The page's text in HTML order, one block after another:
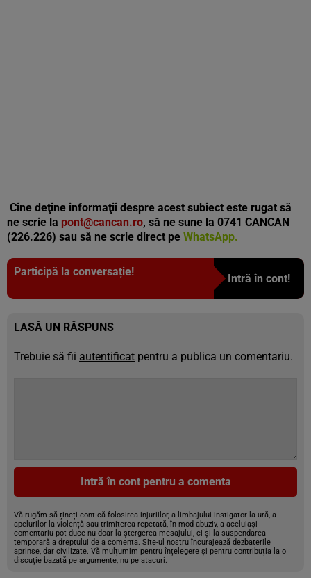
Cine deţine informaţii despre acest subiect este rugat să
ne scrie la pont@cancan.ro, să ne sune la 0741 CANCAN
(226.226) sau să ne scrie direct pe WhatsApp.
Participă la conversație!
Intră în cont!
LASĂ UN RĂSPUNS
Trebuie să fii autentificat pentru a publica un comentariu.
Intră în cont pentru a comenta
Vă rugăm să țineți cont că folosirea injuriilor, a limbajului instigator la ură, a
apelurilor la violență sau trimiterea repetată, în mod abuziv, a aceluiași
comentariu pot duce nu doar la ștergerea mesajului, ci și la suspendarea
temporară a dreptului de a comenta. Site-ul nostru încurajează dezbaterile
aprinse, dar civilizate. Vă mulțumim pentru înțelegere și pentru contribuția la o
discuție bazată pe argumente, nu pe atacuri.